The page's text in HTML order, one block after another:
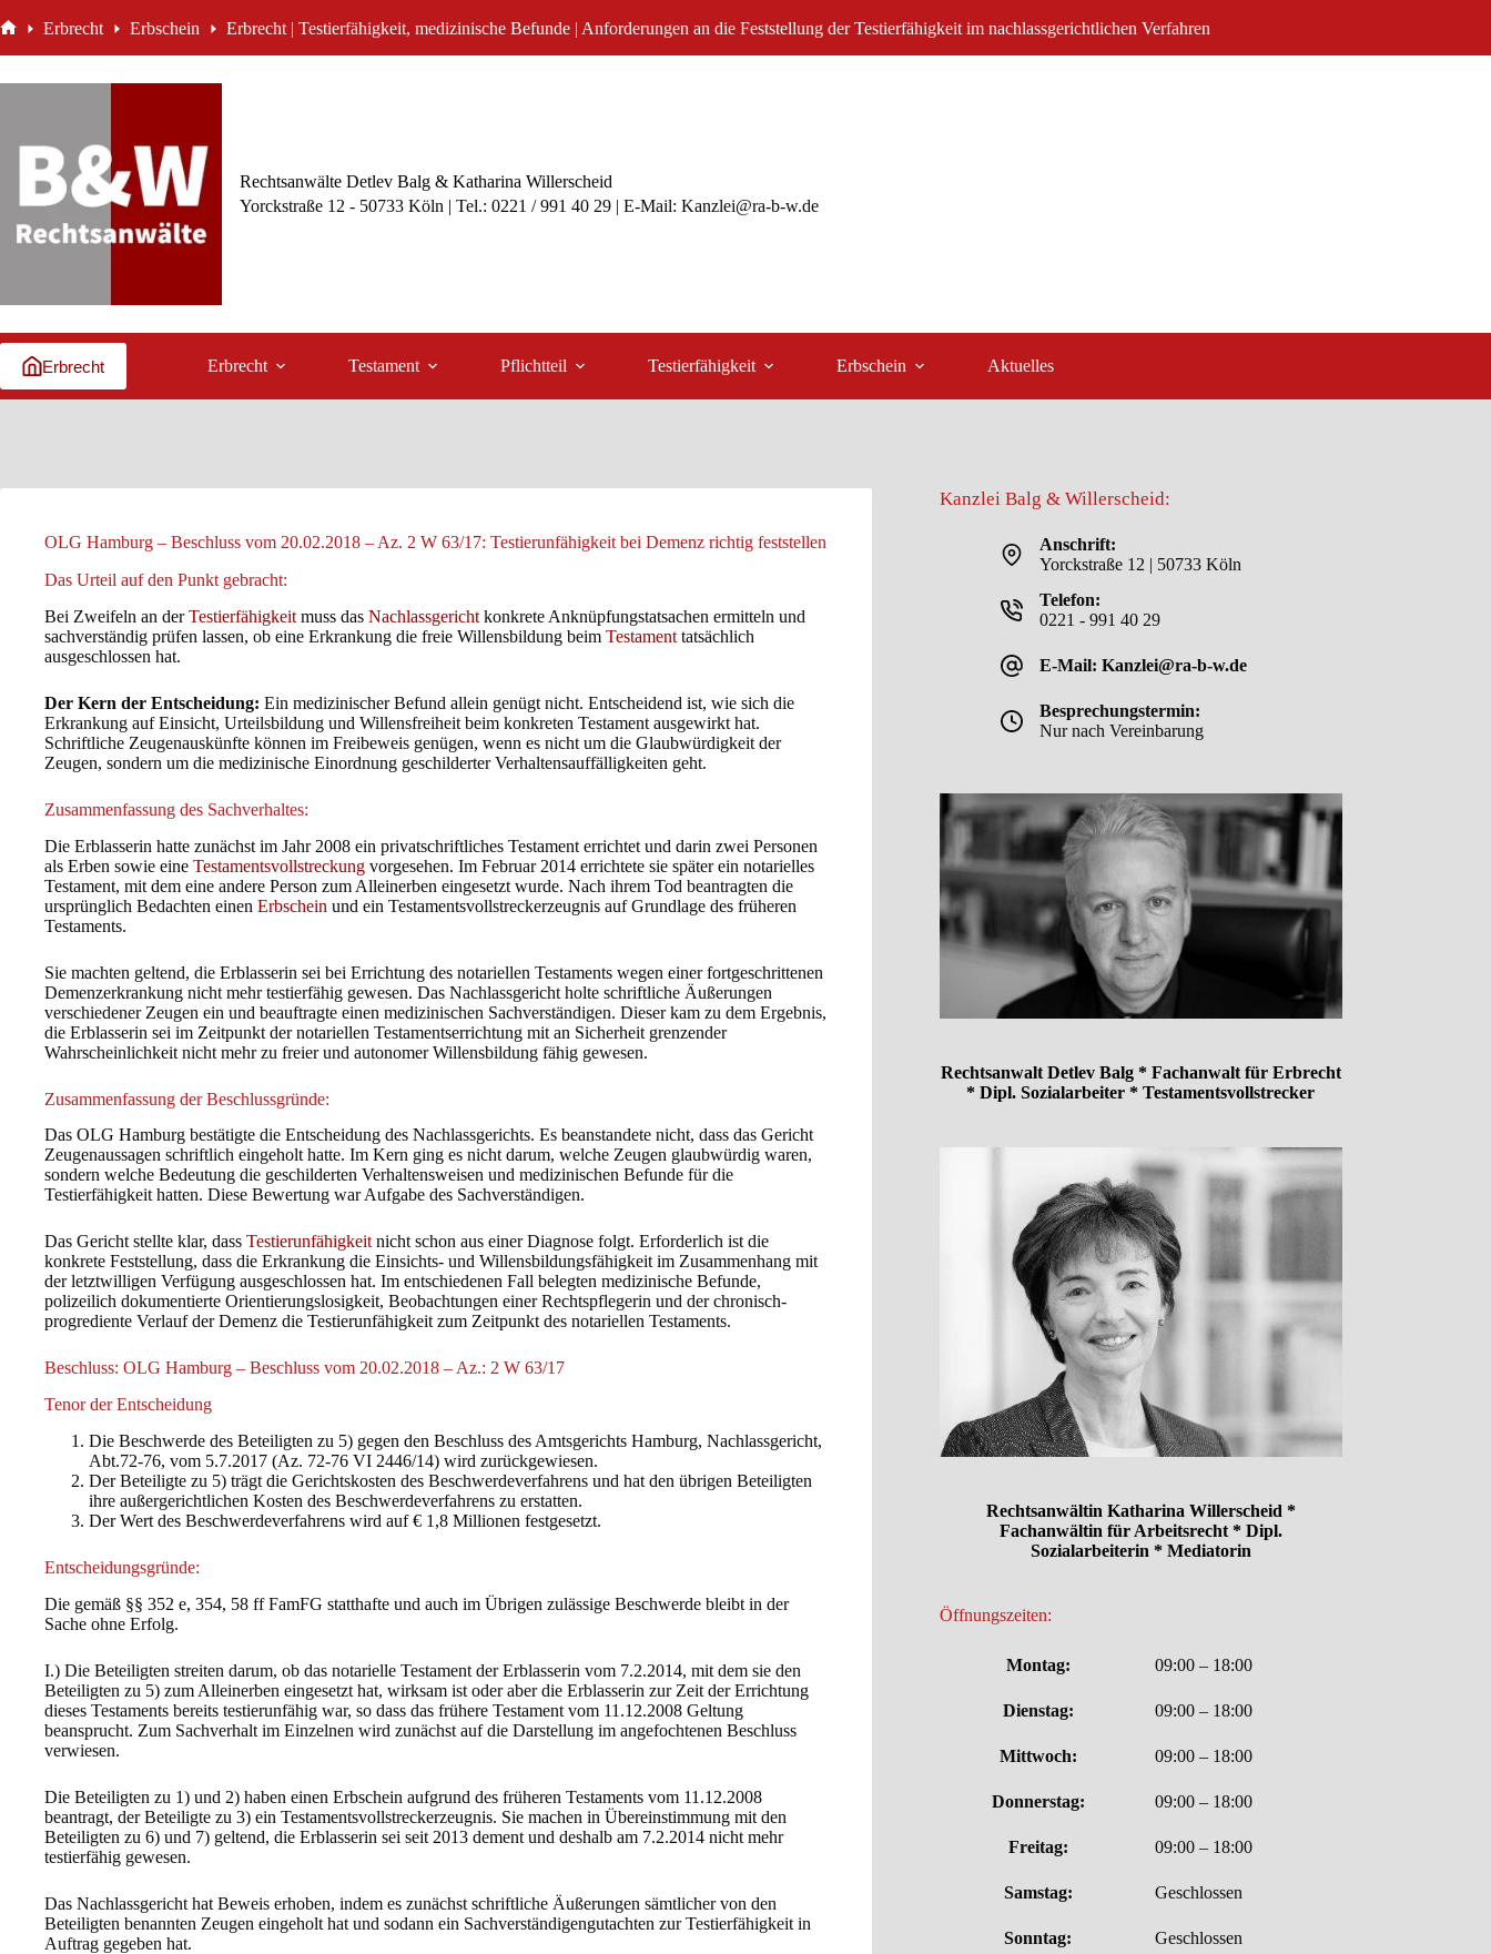
Inhalt Erbrecht Erbschein Erbrecht | Testierfähigkeit, medizinische Befunde | Anforderungen an die Feststellung der Testierfähigkeit im nachlassgerichtlichen Verfahren
Rechtsanwälte Detlev Balg & Katharina Willerscheid
Yorckstraße 12 - 50733 Köln | Tel.: 0221 / 991 40 29 | E-Mail: Kanzlei@ra-b-w.de
Erbrecht Erbrecht Testament Pflichtteil Testierfähigkeit Erbschein Aktuelles
OLG Hamburg – Beschluss vom 20.02.2018 – Az. 2 W 63/17: Testierunfähigkeit bei Demenz richtig feststellen
Das Urteil auf den Punkt gebracht:
Bei Zweifeln an derTestierfähigkeit muss das Nachlassgericht konkrete Anknüpfungstatsachen ermitteln und
sachverständig prüfen lassen, ob eine Erkrankung die freie Willensbildung beim Testament tatsächlich
ausgeschlossen hat.
Der Kern der Entscheidung: Ein medizinischer Befund allein genügt nicht. Entscheidend ist, wie sich die
Erkrankung auf Einsicht, Urteilsbildung und Willensfreiheit beim konkreten Testament ausgewirkt hat.
Schriftliche Zeugenauskünfte können im Freibeweis genügen, wenn es nicht um die Glaubwürdigkeit der
Zeugen, sondern um die medizinische Einordnung geschilderter Verhaltensauffälligkeiten geht.
Zusammenfassung des Sachverhaltes:
Die Erblasserin hatte zunächst im Jahr 2008 ein privatschriftliches Testament errichtet und darin zwei Personen
als Erben sowie eine Testamentsvollstreckung vorgesehen. Im Februar 2014 errichtete sie später ein notarielles
Testament, mit dem eine andere Person zum Alleinerben eingesetzt wurde. Nach ihrem Tod beantragten die
ursprünglich Bedachten einen Erbschein und ein Testamentsvollstreckerzeugnis auf Grundlage des früheren
Testaments.
Sie machten geltend, die Erblasserin sei bei Errichtung des notariellen Testaments wegen einer fortgeschrittenen
Demenzerkrankung nicht mehr testierfähig gewesen. Das Nachlassgericht holte schriftliche Äußerungen
verschiedener Zeugen ein und beauftragte einen medizinischen Sachverständigen. Dieser kam zu dem Ergebnis,
die Erblasserin sei im Zeitpunkt der notariellen Testamentserrichtung mit an Sicherheit grenzender
Wahrscheinlichkeit nicht mehr zu freier und autonomer Willensbildung fähig gewesen.
Zusammenfassung der Beschlussgründe:
Das OLG Hamburg bestätigte die Entscheidung des Nachlassgerichts. Es beanstandete nicht, dass das Gericht
Zeugenaussagen schriftlich eingeholt hatte. Im Kern ging es nicht darum, welche Zeugen glaubwürdig waren,
sondern welche Bedeutung die geschilderten Verhaltensweisen und medizinischen Befunde für die
Testierfähigkeit hatten. Diese Bewertung war Aufgabe des Sachverständigen.
Das Gericht stellte klar, dass Testierunfähigkeit nicht schon aus einer Diagnose folgt. Erforderlich ist die
konkrete Feststellung, dass die Erkrankung die Einsichts- und Willensbildungsfähigkeit im Zusammenhang mit
der letztwilligen Verfügung ausgeschlossen hat. Im entschiedenen Fall belegten medizinische Befunde,
polizeilich dokumentierte Orientierungslosigkeit, Beobachtungen einer Rechtspflegerin und der chronisch-
progrediente Verlauf der Demenz die Testierunfähigkeit zum Zeitpunkt des notariellen Testaments.
Beschluss: OLG Hamburg – Beschluss vom 20.02.2018 – Az.: 2 W 63/17
Tenor der Entscheidung
Die Beschwerde des Beteiligten zu 5) gegen den Beschluss des Amtsgerichts Hamburg, Nachlassgericht,
Abt.72-76, vom 5.7.2017 (Az. 72-76 VI 2446/14) wird zurückgewiesen.
Der Beteiligte zu 5) trägt die Gerichtskosten des Beschwerdeverfahrens und hat den übrigen Beteiligten
ihre außergerichtlichen Kosten des Beschwerdeverfahrens zu erstatten.
Der Wert des Beschwerdeverfahrens wird auf € 1,8 Millionen festgesetzt.
Entscheidungsgründe:
Die gemäß §§ 352 e, 354, 58 ff FamFG statthafte und auch im Übrigen zulässige Beschwerde bleibt in der
Sache ohne Erfolg.
I.) Die Beteiligten streiten darum, ob das notarielle Testament der Erblasserin vom 7.2.2014, mit dem sie den
Beteiligten zu 5) zum Alleinerben eingesetzt hat, wirksam ist oder aber die Erblasserin zur Zeit der Errichtung
dieses Testaments bereits testierunfähig war, so dass das frühere Testament vom 11.12.2008 Geltung
beansprucht. Zum Sachverhalt im Einzelnen wird zunächst auf die Darstellung im angefochtenen Beschluss
verwiesen.
Die Beteiligten zu 1) und 2) haben einen Erbschein aufgrund des früheren Testaments vom 11.12.2008
beantragt, der Beteiligte zu 3) ein Testamentsvollstreckerzeugnis. Sie machen in Übereinstimmung mit den
Beteiligten zu 6) und 7) geltend, die Erblasserin sei seit 2013 dement und deshalb am 7.2.2014 nicht mehr
testierfähig gewesen.
Das Nachlassgericht hat Beweis erhoben, indem es zunächst schriftliche Äußerungen sämtlicher von den
Beteiligten benannten Zeugen eingeholt hat und sodann ein Sachverständigengutachten zur Testierfähigkeit in
Auftrag gegeben hat.
Kanzlei Balg & Willerscheid:
Anschrift:
Yorckstraße 12 | 50733 Köln
Telefon:
0221 - 991 40 29
E-Mail: Kanzlei@ra-b-w.de
Besprechungstermin:
Nur nach Vereinbarung
Rechtsanwalt Detlev Balg * Fachanwalt für Erbrecht
* Dipl. Sozialarbeiter * Testamentsvollstrecker
Rechtsanwältin Katharina Willerscheid *
Fachanwältin für Arbeitsrecht * Dipl.
Sozialarbeiterin * Mediatorin
Öffnungszeiten:
Montag: 09:00 – 18:00
Dienstag: 09:00 – 18:00
Mittwoch: 09:00 – 18:00
Donnerstag: 09:00 – 18:00
Freitag: 09:00 – 18:00
Samstag: Geschlossen
Sonntag: Geschlossen